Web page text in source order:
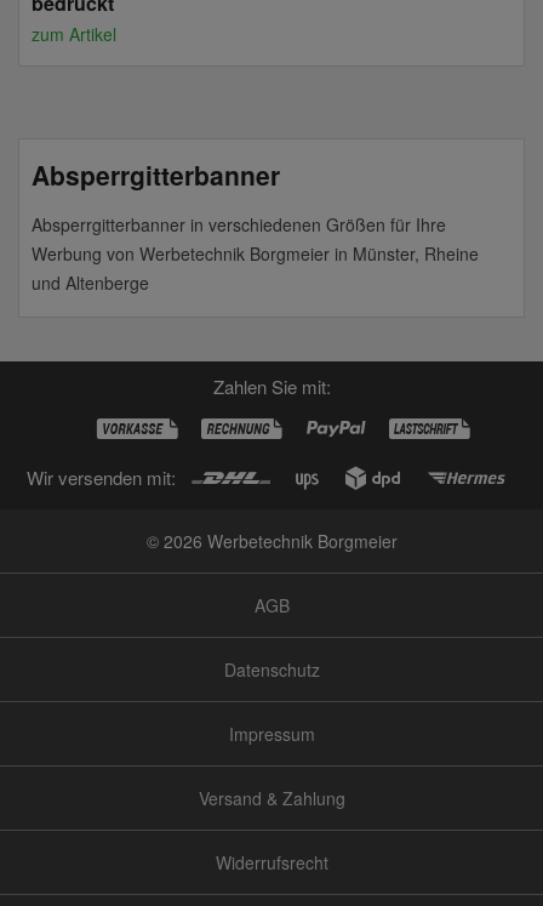
zum Artikel
Absperrgitterbanner
Absperrgitterbanner in verschiedenen Größen für Ihre
Werbung von Werbetechnik Borgmeier in Münster, Rheine
und Altenberge
Zahlen Sie mit:
Wir versenden mit:
© 2026 Werbetechnik Borgmeier
AGB
Datenschutz
Impressum
Versand & Zahlung
Widerrufsrecht